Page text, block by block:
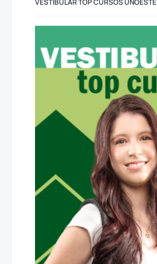
VESTIBULAR TOP CURSOS UNOESTE